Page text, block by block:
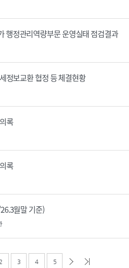
행정관리역량부문 운영실태 점검결과
정보교환 협정 등 체결현황
록
록
월말 기준)
2 3 4 5